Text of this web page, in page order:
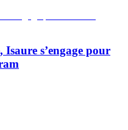
s’engage pour